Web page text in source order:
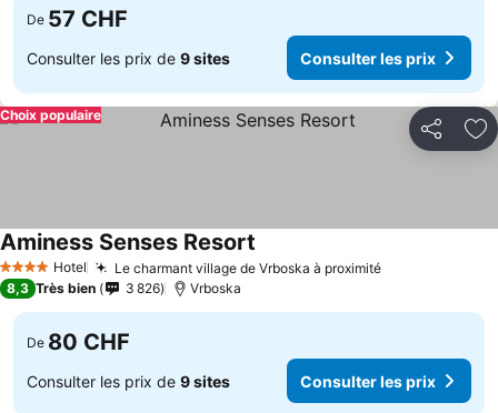
De 57 CHF
Consulter les prix de 9 sites Consulter les prix
Partager
Choix populaire
4 Étoiles Hotel Le charmant village de Vrboska à proximité
Aminess Senses Resort
8,3 Très bien 3 826 Vrboska
De 80 CHF
Consulter les prix de 9 sites Consulter les prix